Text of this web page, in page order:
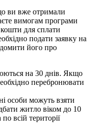
ви вже отримали
вимогам програми
для сплати
подати заявку на
його про
на 30 днів. Якщо
перебронювати
особи можуть взяти
житло віком до 10
всій території